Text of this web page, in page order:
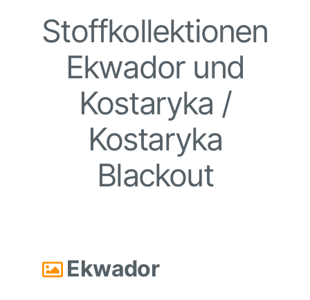
Stoffkollektionen
Ekwador und
Kostaryka /
Kostaryka
Blackout
Ekwador